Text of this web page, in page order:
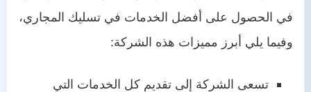
في الحصول على أفضل الخدمات في تسليك المجاري،
وفيما يلي أبرز مميزات هذه الشركة:
تسعى الشركة إلى تقديم كل الخدمات التي